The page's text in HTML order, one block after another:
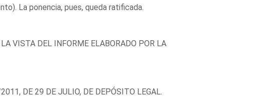
La ponencia, pues, queda ratificada.
VISTA DEL INFORME ELABORADO POR LA
DE 29 DE JULIO, DE DEPÓSITO LEGAL.